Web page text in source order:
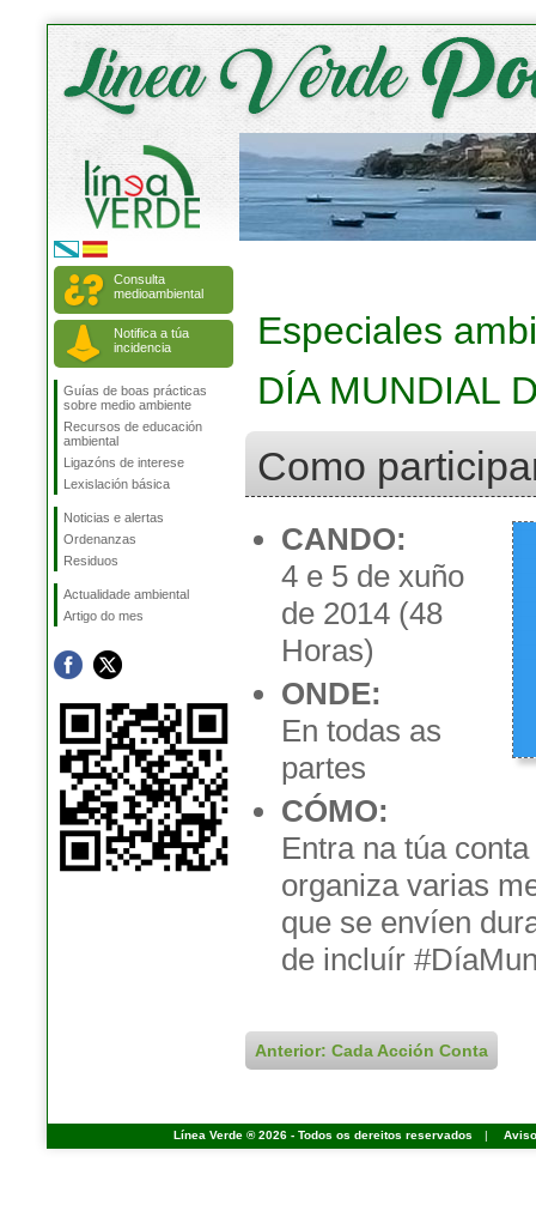
Consulta
medioambiental
Notifica a túa
incidencia
Guías de boas prácticas
sobre medio ambiente
Recursos de educación
ambiental
Ligazóns de interese
Lexislación básica
Noticias e alertas
Ordenanzas
Residuos
Actualidade ambiental
Artigo do mes
Especiales
DÍA MUNDIAL
Como
CANDO:
4 e 5 de xuño
de 2014 (48
Horas)
ONDE:
En todas as
partes
CÓMO:
Entra na túa
organiza varias
que se envíen
de incluír
Anterior: Cada Acción Conta
Línea Verde ® 2026 - Todos os dereitos reservados |